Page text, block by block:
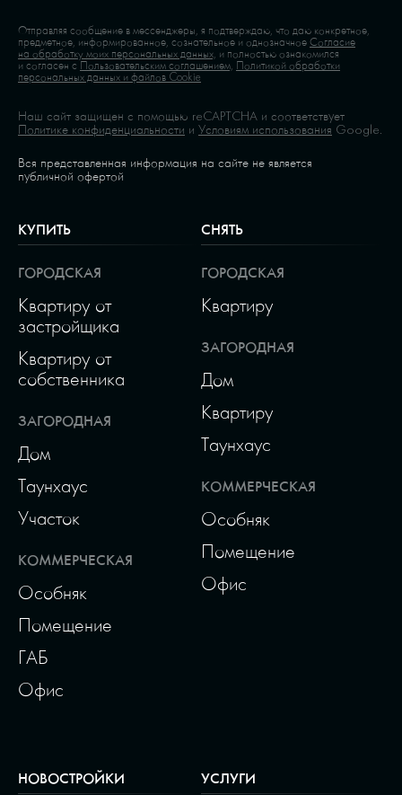
КУПИТЬ
ГОРОДСКАЯ
Квартиру от
застройщика
Квартиру от
собственника
ЗАГОРОДНАЯ
Дом
Таунхаус
Участок
КОММЕРЧЕСКАЯ
Особняк
Помещение
ГАБ
Офис
СНЯТЬ
ГОРОДСКАЯ
Квартиру
ЗАГОРОДНАЯ
Дом
Квартиру
Таунхаус
КОММЕРЧЕСКАЯ
Особняк
Помещение
Офис
НОВОСТРОЙКИ УСЛУГИ
Отправляя сообщение в мессенджеры, я подтверждаю, что даю конкретное,
предметное, информированное, сознательное и однозначноеСогласие
на обработку моих персональных данных, и полностью ознакомился
и согласен сПользовательским соглашением, Политикой обработки
персональных данных и файлов Cookie
Наш сайт защищен с помощью reCAPTCHA и соответствует
Политике конфиденциальности и Условиям использования Google.
Вся представленная информация на сайте не является
публичной офертой